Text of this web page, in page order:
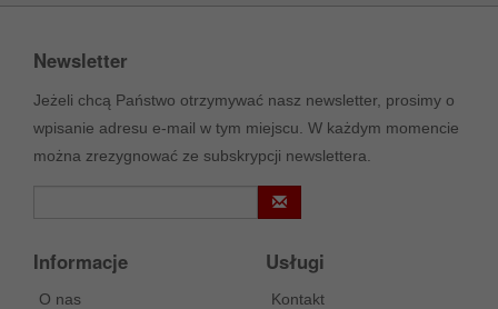
Newsletter
Jeżeli chcą Państwo otrzymywać nasz newsletter, prosimy o
wpisanie adresu e-mail w tym miejscu. W każdym momencie
można zrezygnować ze subskrypcji newslettera.
Informacje
O nas
Usługi
Kontakt